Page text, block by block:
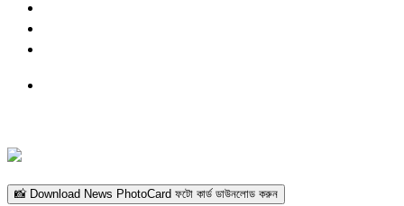
📸 Download News PhotoCard ফটো কার্ড ডাউনলোড করুন